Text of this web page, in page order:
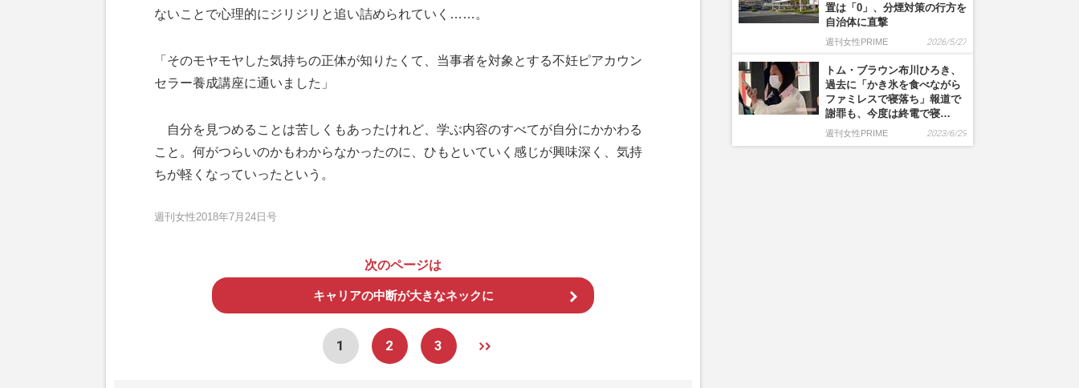
ないことで心理的にジリジリと追い詰められていく……。
「そのモヤモヤした気持ちの正体が知りたくて、当事者を対象とする不妊ピアカウン
セラー養成講座に通いました」
自分を見つめることは苦しくもあったけれど、学ぶ内容のすべてが自分にかかわる
こと。何がつらいのかもわからなかったのに、ひもといていく感じが興味深く、気持
ちが軽くなっていったという。
週刊女性2018年7月24日号
次のページは
キャリアの中断が大きなネックに
1 2 3
置は「0」、分煙対策の行方を
自治体に直撃
週刊女性PRIME 2026/5/27
トム・ブラウン布川ひろき、
過去に「かき氷を食べながら
ファミレスで寝落ち」報道で
謝罪も、今度は終電で寝…
週刊女性PRIME 2023/6/29